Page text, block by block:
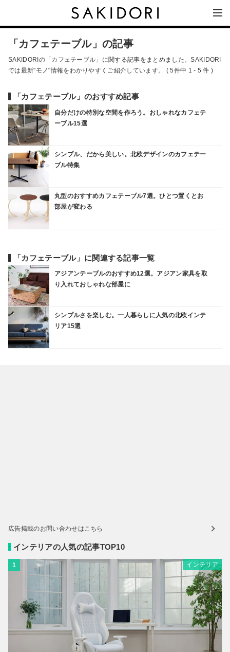
「カフェテーブル」の記事
SAKIDORIの「カフェテーブル」に関する記事をまとめました。SAKIDORI
では最新"モノ"情報をわかりやすくご紹介しています。 ( 5件中 1 - 5 件 )
「カフェテーブル」のおすすめ記事
自分だけの特別な空間を作ろう。おしゃれなカフェテ
ーブル15選
シンプル、だから美しい。北欧デザインのカフェテー
ブル特集
丸型のおすすめカフェテーブル7選。ひとつ置くとお
部屋が変わる
「カフェテーブル」に関連する記事一覧
アジアンテーブルのおすすめ12選。アジアン家具を取
り入れておしゃれな部屋に
シンプルさを楽しむ。一人暮らしに人気の北欧インテ
リア15選
広告掲載のお問い合わせはこちら
インテリアの人気の記事TOP10
1 インテリア